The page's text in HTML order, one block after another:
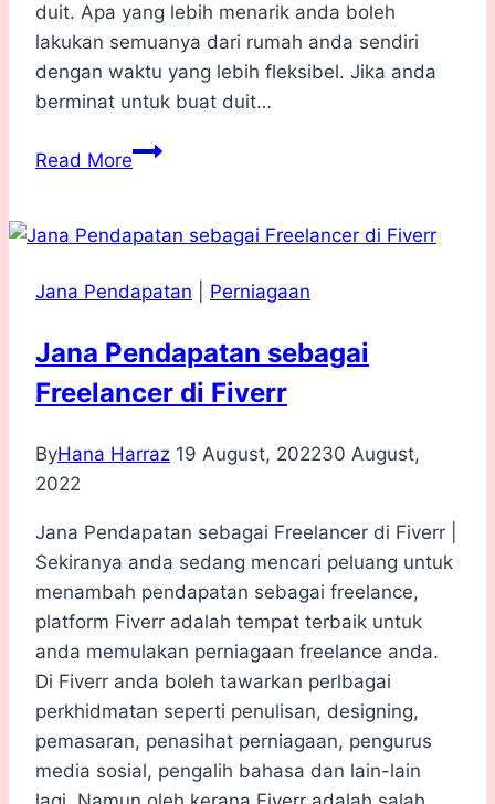
duit. Apa yang lebih menarik anda boleh
lakukan semuanya dari rumah anda sendiri
dengan waktu yang lebih fleksibel. Jika anda
berminat untuk buat duit…
Read MoreBuat
Clickbank
Jana Pendapatan Perniagaan
Jana Pendapatan sebagai
Freelancer di Fiverr
ByHana Harraz 19 August, 202230 August,
2022
Jana Pendapatan sebagai Freelancer di Fiverr |
Sekiranya anda sedang mencari peluang untuk
menambah pendapatan sebagai freelance,
platform Fiverr adalah tempat terbaik untuk
anda memulakan perniagaan freelance anda.
Di Fiverr anda boleh tawarkan perlbagai
perkhidmatan seperti penulisan, designing,
pemasaran, penasihat perniagaan, pengurus
media sosial, pengalih bahasa dan lain-lain